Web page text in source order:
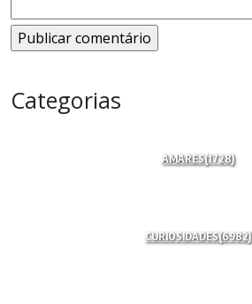
Categorias
AMARES(1728)
CURIOSIDADES(6982)